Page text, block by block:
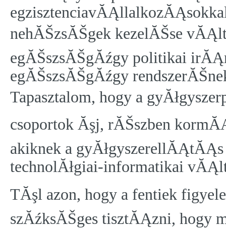
nehĂŠzsĂŠgek kezelĂŠse
egĂŠszsĂŠgĂźgy politikai
egĂŠszsĂŠgĂźgy
Tapasztalom, hogy a
csoportok Ăşj, rĂŠszben
akiknek a
technolĂłgiai-informatikai
TĂşl azon, hogy a fentiek
szĂźksĂŠges tisztĂĄzni, hogy